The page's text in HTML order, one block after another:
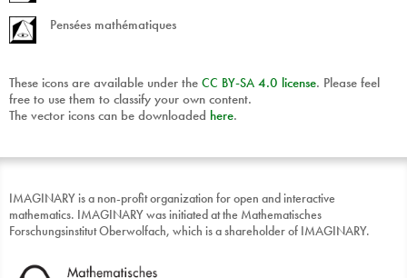
Pensées mathématiques
These icons are available under the CC BY-SA 4.0 license. Please feel
free to use them to classify your own content.
The vector icons can be downloaded here.
IMAGINARY is a non-profit organization for open and interactive
mathematics. IMAGINARY was initiated at the Mathematisches
Forschungsinstitut Oberwolfach, which is a shareholder of IMAGINARY.